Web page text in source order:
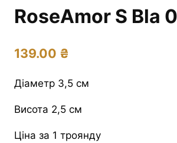
RoseAmor S Bla
139.00 ₴
Діаметр 3,5 см
Висота 2,5 см
Ціна за 1 троянду